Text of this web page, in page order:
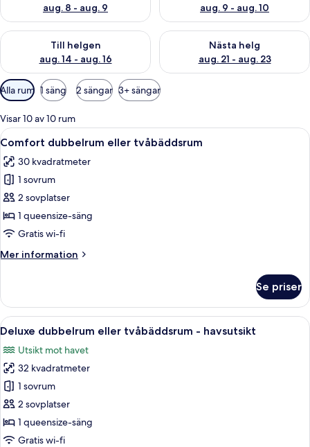
aug. 8 - aug. 9
aug. 9 - aug. 10
Till helgen
aug. 14 - aug. 16
Kontrollera tillgängligheten för den här helgen aug. 14 - aug.
Nästa helg
aug. 21 - aug. 23
Kontrollera tillgängligheten
Tillgängliga
filter
för
rum
Alla rum 1 säng 2 sängar 3+ sängar
Visar 10 av 10 rum
Öppna
alla
foton
för
Comfort
dubbelrum
eller
Ett hotellrum med en stor säng, en
9
Comfort dubbelrum eller tvåbäddsrum
30 kvadratmeter
1 sovrum
2 sovplatser
1 queensize-säng
Gratis wi-fi
Mer information
Mer
dubbelrum
eller
tvåbäddsrum
Se priser
Öppna
alla
foton
för
Deluxe
dubbelrum
eller
tvåbäddsrum
En balkong med utsikt över en
16
Deluxe dubbelrum eller tvåbäddsrum - havsutsikt
Utsikt mot havet
32 kvadratmeter
1 sovrum
2 sovplatser
1 queensize-säng
Gratis wi-fi